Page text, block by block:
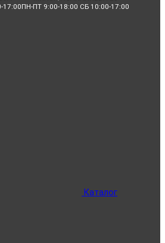
17:00ПН-ПТ 9:00-18:00 СБ 10:00-17:00
Каталог